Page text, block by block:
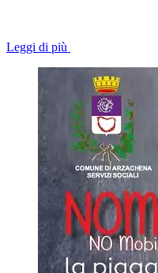
Leggi di più